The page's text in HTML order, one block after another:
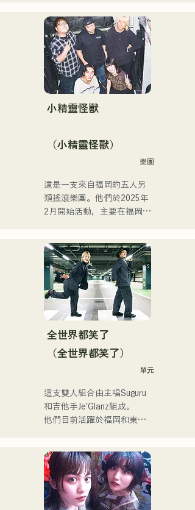
她擁有高亢的嗓音和出眾的
演唱實力，是一位引領下一
代的創作歌手。
樂團。 CHiKa清澈的嗓音、
樸實的歌詞和懷舊的旋律贏
得了不同年齡層觀眾的支
持。成員們充分發揮各自的
個性，打造出溫柔溫暖的音
樂。
目前，他們主要在福岡等地
媒體上發布和直播影片。
小精靈怪獸
（小精靈怪獸）
樂團
這是一支來自福岡的五人另
類搖滾樂團。他們於2025年
2月開始活動，主要在福岡縣
共鳴，配上朗朗上口的吉他
旋律，旨在創造一種能夠銘
刻在聽眾心中的音樂。
全世界都笑了
（全世界都笑了）
單元
這支雙人組合由主唱Suguru
和吉他手Je'Glanz組成。
他們目前活躍於福岡和東
他們的社群媒體瀏覽量超過
350萬，粉絲超過11.9萬！
他們也被選中代表J:COM福
岡、熊本和下關，演唱2024